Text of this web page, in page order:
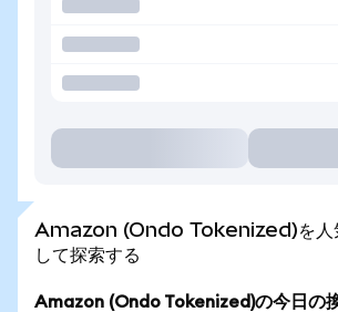
Amazon (Ondo Tokenized)を人
して探索する
Amazon (Ondo Tokenized)の今日の